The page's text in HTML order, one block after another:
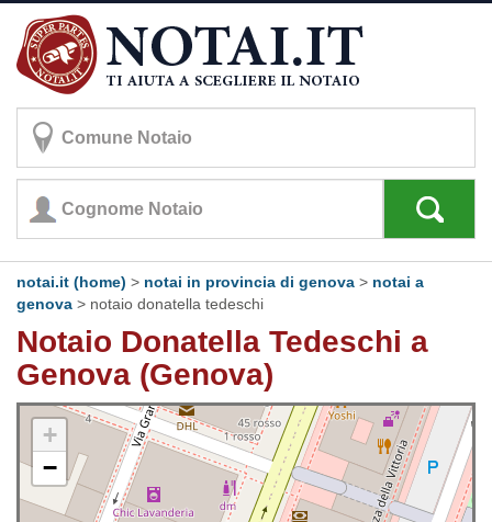
notai.it (home) > notai in provincia di genova > notai a
genova > notaio donatella tedeschi
Notaio Donatella Tedeschi a
Genova (Genova)
+
−